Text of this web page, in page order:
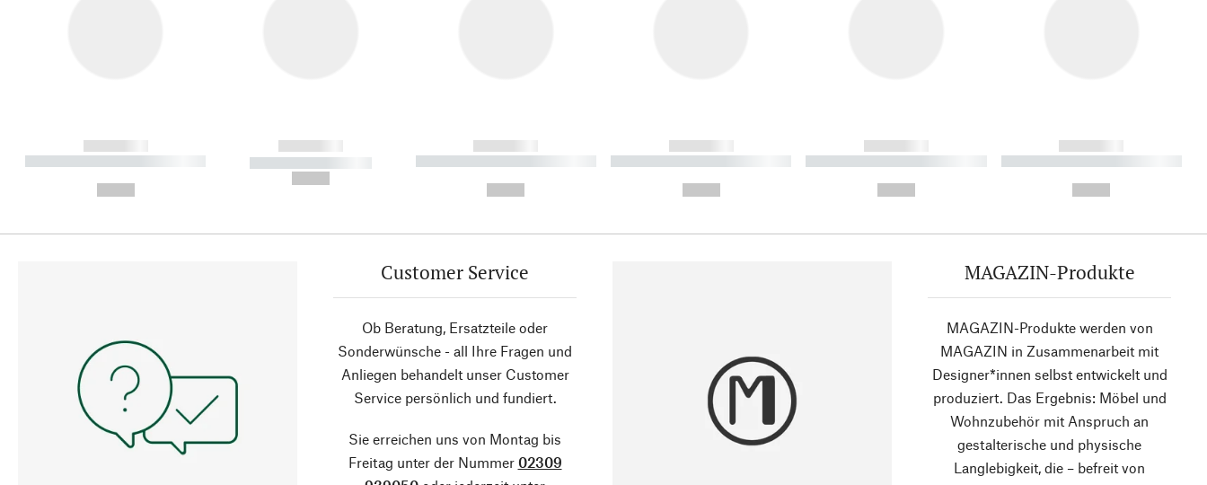
------------
----------- ----------- ----------
------------
----------- -----------
------------
----------- ----------- ----------
------------
----------- ----------- ----------
------------
----------- ----------- ----------
------------
----------- ----------- ----------
Customer Service
Ob Beratung, Ersatzteile oder
Sonderwünsche - all Ihre Fragen und
Anliegen behandelt unser Customer
Service persönlich und fundiert.
Sie erreichen uns von Montag bis
Freitag unter der Nummer 02309
MAGAZIN-Produkte
MAGAZIN-Produkte werden von
MAGAZIN in Zusammenarbeit mit
Designer*innen selbst entwickelt und
produziert. Das Ergebnis: Möbel und
Wohnzubehör mit Anspruch an
gestalterische und physische
Langlebigkeit, die – befreit von